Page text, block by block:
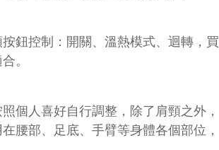
鈕控制：開關、溫熱模式、迴轉，買
。
個人喜好自行調整，除了肩頸之外，
腰部、足底、手臂等身體各個部位，